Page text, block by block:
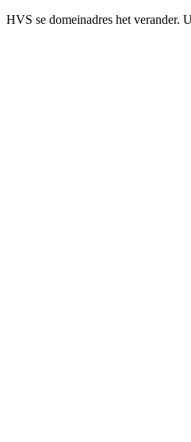
HVS se domeinadres het verander.